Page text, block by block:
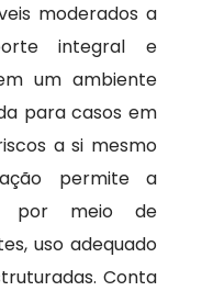
moderados a
integral e
um ambiente
para casos em
a si mesmo
permite a
por meio de
uso adequado
Conta